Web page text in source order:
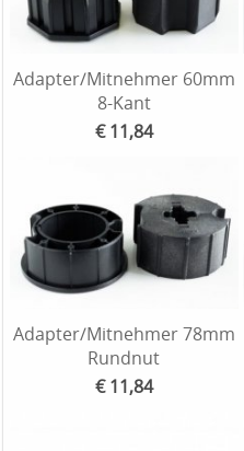
Adapter/Mitnehmer 60mm
8-Kant
€ 11,84
Adapter/Mitnehmer 78mm
Rundnut
€ 11,84